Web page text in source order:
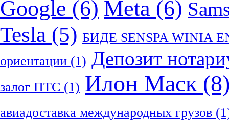
Google (6) Meta (6)
Tesla (5) БИДЕ SENSPA WINIA
ориентации (1) Депозит
залог ПТС (1) Илон Маск
авиадоставка международных грузов